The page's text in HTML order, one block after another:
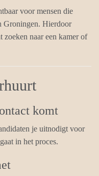
voor mensen die
Groningen. Hierdoor
naar een kamer of
komt
je uitnodigt voor
in het proces.